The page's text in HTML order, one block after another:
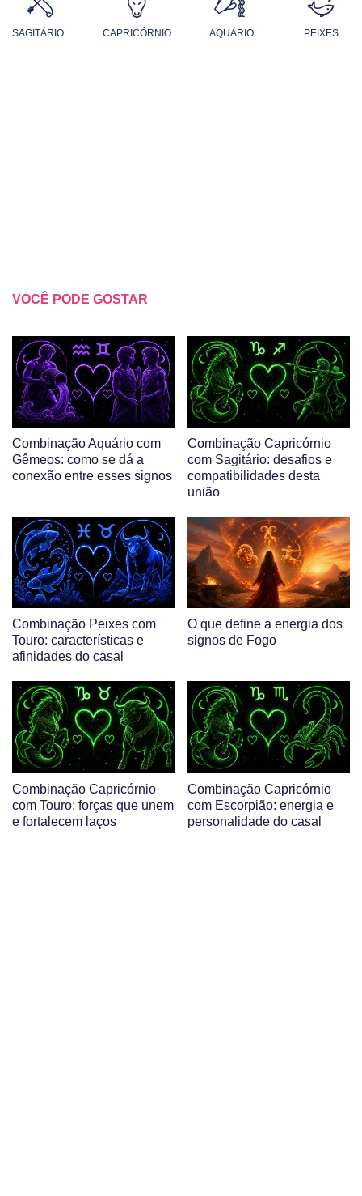
SAGITÁRIO CAPRICÓRNIO AQUÁRIO PEIXES
VOCÊ PODE GOSTAR
Combinação Aquário com
Gêmeos: como se dá a
conexão entre esses signos
Combinação Capricórnio
com Sagitário: desafios e
compatibilidades desta
união
Combinação Peixes com
Touro: características e
afinidades do casal
O que define a energia dos
signos de Fogo
Combinação Capricórnio
com Touro: forças que unem
e fortalecem laços
Combinação Capricórnio
com Escorpião: energia e
personalidade do casal